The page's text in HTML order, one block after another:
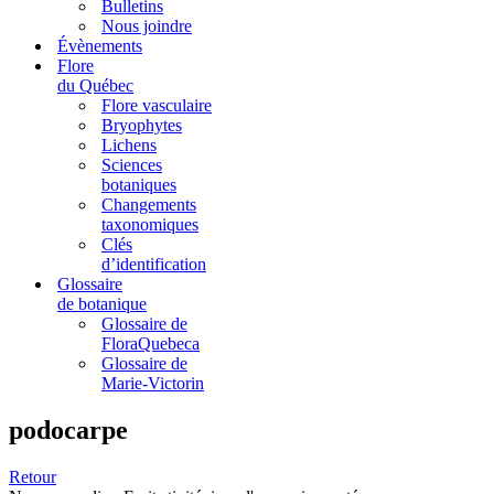
Bulletins
Nous joindre
Évènements
Flore
du Québec
Flore vasculaire
Bryophytes
Lichens
Sciences
botaniques
Changements
taxonomiques
Clés
d’identification
Glossaire
de botanique
Glossaire de
FloraQuebeca
Glossaire de
Marie-Victorin
podocarpe
Retour